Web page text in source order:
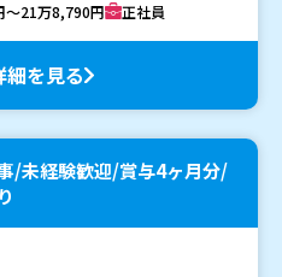
～21万8,790円 正社員
を見る
/未経験歓迎/賞与4ヶ月分/